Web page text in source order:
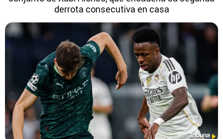
derrota consecutiva en casa